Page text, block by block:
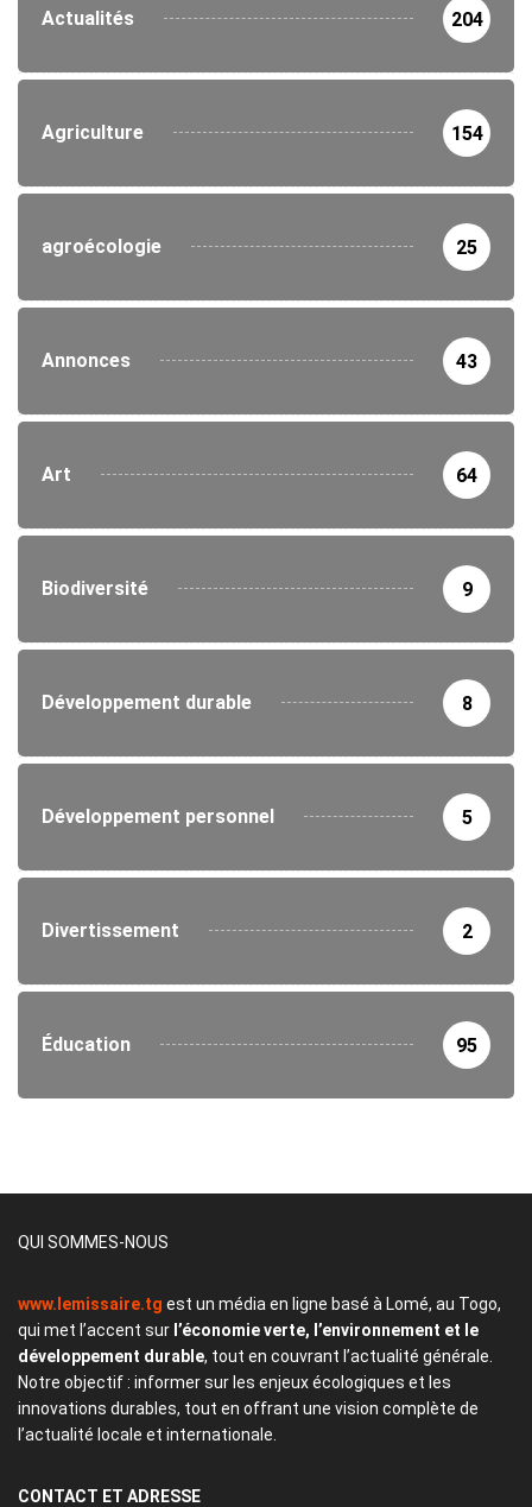
Actualités 204
Agriculture 154
agroécologie 25
Annonces 43
Art 64
Biodiversité 9
Développement durable 8
Développement personnel 5
Divertissement 2
Éducation 95
QUI SOMMES-NOUS
www.lemissaire.tg est un média en ligne basé à Lomé, au Togo,
qui met l’accent sur l’économie verte, l’environnement et le
développement durable, tout en couvrant l’actualité générale.
Notre objectif : informer sur les enjeux écologiques et les
innovations durables, tout en offrant une vision complète de
l’actualité locale et internationale.
CONTACT ET ADRESSE